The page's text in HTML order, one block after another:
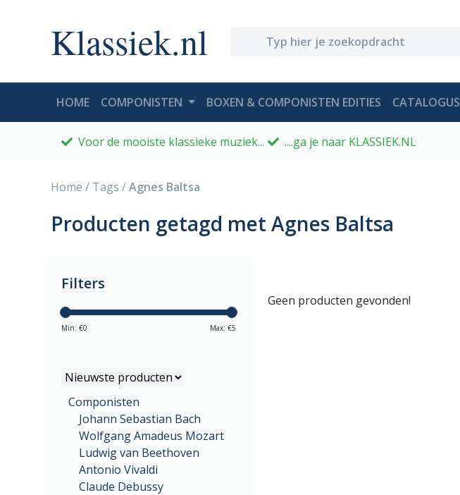
Klassiek.nl
HOME(CURRENT)
COMPONISTEN BOXEN & COMPONISTEN EDITIES CATALOGUS
Voor de mooiste klassieke muziek... ....ga je naar KLASSIEK.NL
Home / Tags /Agnes Baltsa
Producten getagd met Agnes Baltsa
Filters
Min: €0 Max: €5
Componisten
Johann Sebastian Bach
Wolfgang Amadeus Mozart
Ludwig van Beethoven
Antonio Vivaldi
Claude Debussy
Geen producten gevonden!